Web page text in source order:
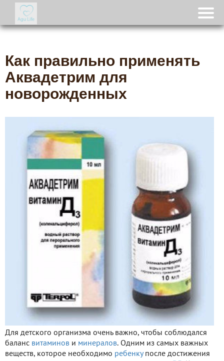
Как правильно применять
Аквадетрим для
новорожденных
Для детского организма очень важно, чтобы соблюдался
баланс витаминов и минералов. Одним из самых важных
веществ, которое необходимо ребенкупосле достижения